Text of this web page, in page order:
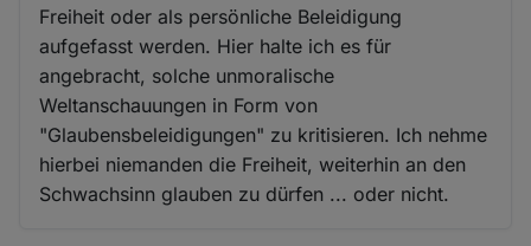
Freiheit oder als persönliche Beleidigung
aufgefasst werden. Hier halte ich es für
angebracht, solche unmoralische
Weltanschauungen in Form von
"Glaubensbeleidigungen" zu kritisieren. Ich nehme
hierbei niemanden die Freiheit, weiterhin an den
Schwachsinn glauben zu dürfen ... oder nicht.